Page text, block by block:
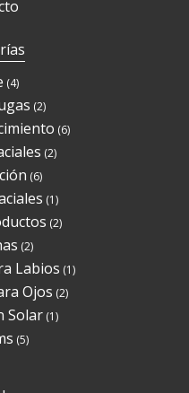
4Productos
2Productos
6Productos
2Productos
6Productos
1Producto
2Productos
2Productos
Labios 1Producto
Ojos 2Productos
Solar 1Producto
5Productos